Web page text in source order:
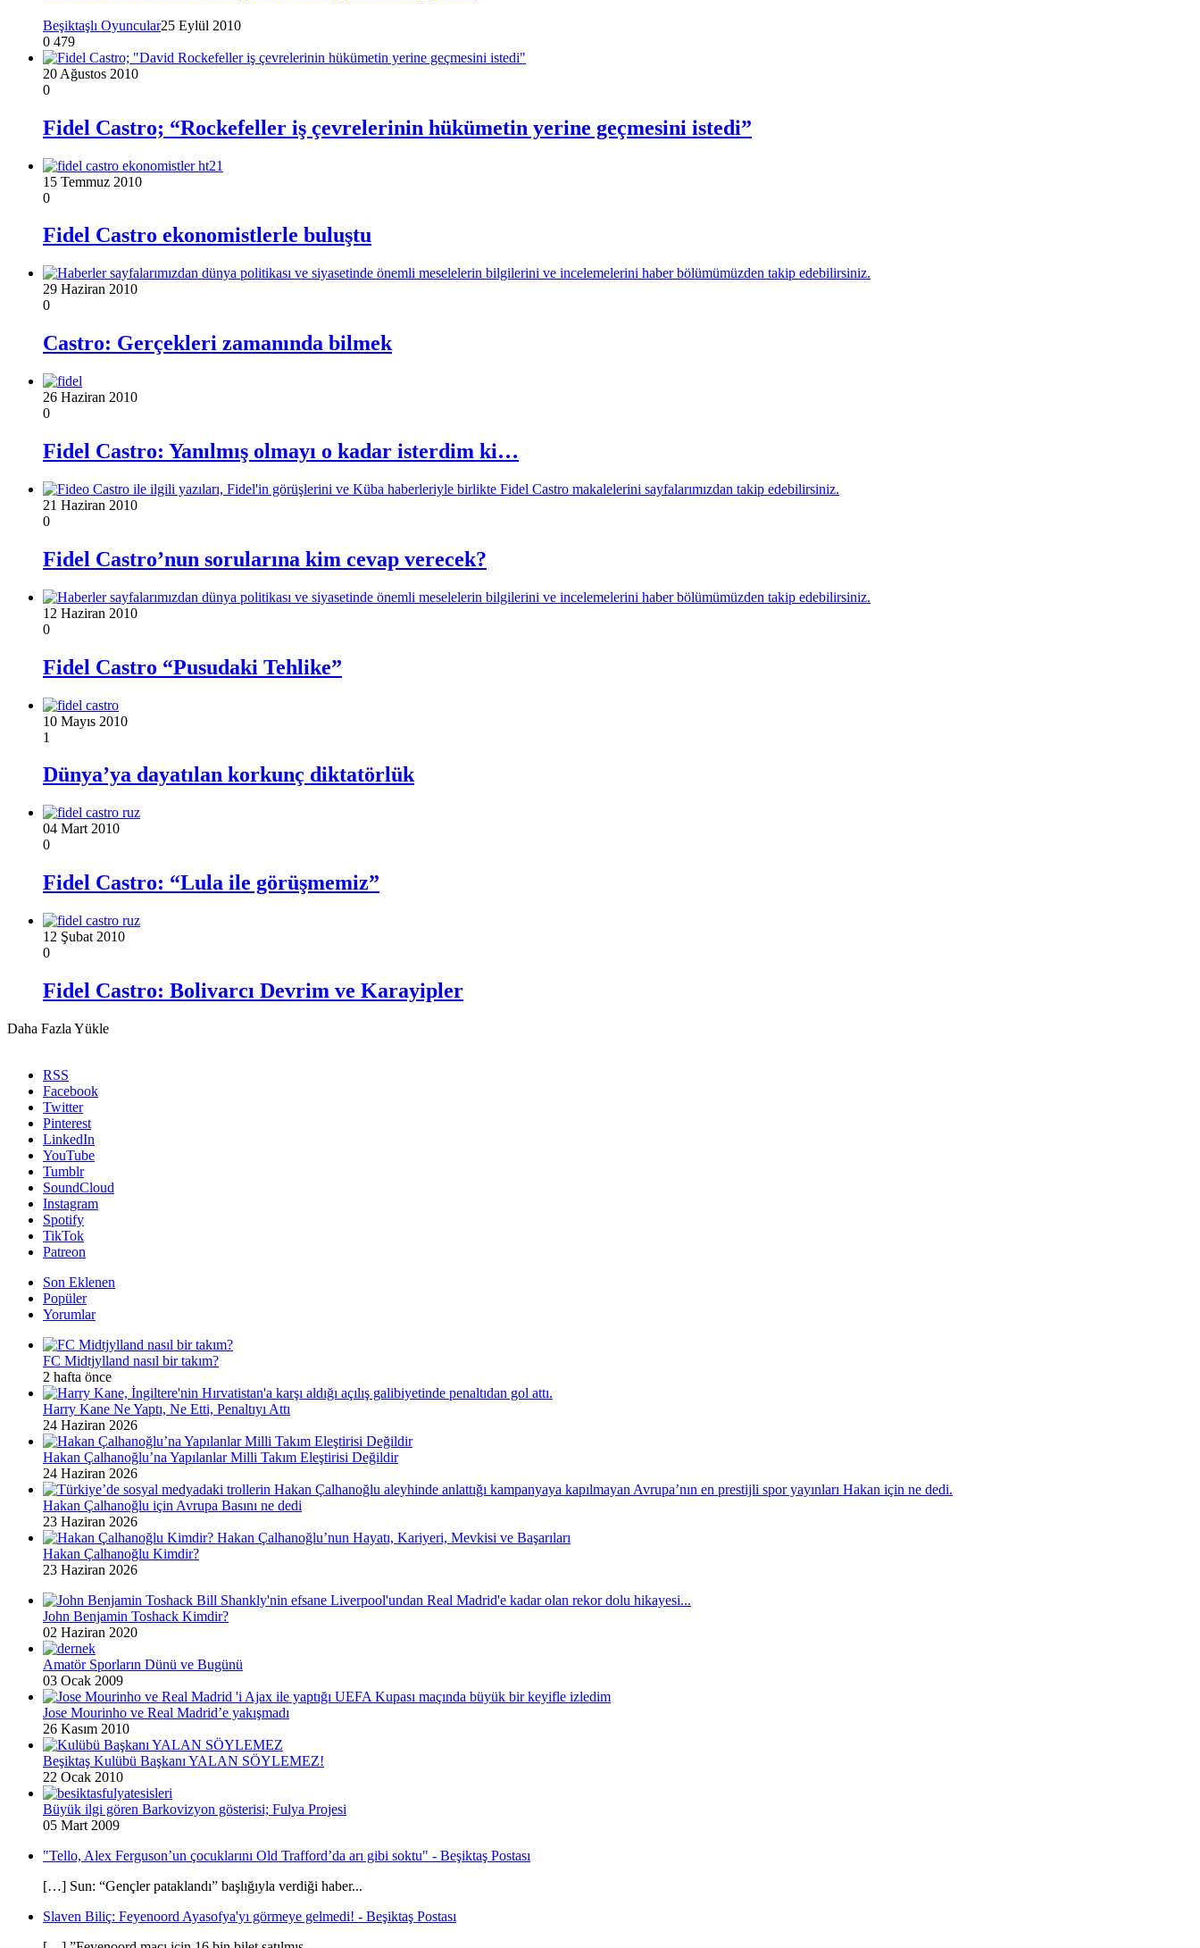
Beşiktaşlı Oyuncular25 Eylül 2010
0 479
20 Ağustos 2010
0
Fidel Castro; “Rockefeller iş çevrelerinin hükümetin yerine geçmesini istedi”
15 Temmuz 2010
0
Fidel Castro ekonomistlerle buluştu
29 Haziran 2010
0
Castro: Gerçekleri zamanında bilmek
26 Haziran 2010
0
Fidel Castro: Yanılmış olmayı o kadar isterdim ki…
21 Haziran 2010
0
Fidel Castro’nun sorularına kim cevap verecek?
12 Haziran 2010
0
Fidel Castro “Pusudaki Tehlike”
10 Mayıs 2010
1
Dünya’ya dayatılan korkunç diktatörlük
04 Mart 2010
0
Fidel Castro: “Lula ile görüşmemiz”
12 Şubat 2010
0
Fidel Castro: Bolivarcı Devrim ve Karayipler
Daha Fazla Yükle
RSS
Facebook
Twitter
Pinterest
LinkedIn
YouTube
Tumblr
SoundCloud
Instagram
Spotify
TikTok
Patreon
Son Eklenen
Popüler
Yorumlar
FC Midtjylland nasıl bir takım?
2 hafta önce
Harry Kane Ne Yaptı, Ne Etti, Penaltıyı Attı
24 Haziran 2026
Hakan Çalhanoğlu’na Yapılanlar Milli Takım Eleştirisi Değildir
24 Haziran 2026
Hakan Çalhanoğlu için Avrupa Basını ne dedi
23 Haziran 2026
Hakan Çalhanoğlu Kimdir?
23 Haziran 2026
John Benjamin Toshack Kimdir?
02 Haziran 2020
Amatör Sporların Dünü ve Bugünü
03 Ocak 2009
Jose Mourinho ve Real Madrid’e yakışmadı
26 Kasım 2010
Beşiktaş Kulübü Başkanı YALAN SÖYLEMEZ!
22 Ocak 2010
Büyük ilgi gören Barkovizyon gösterisi; Fulya Projesi
05 Mart 2009
"Tello, Alex Ferguson’un çocuklarını Old Trafford’da arı gibi soktu" - Beşiktaş Postası
[…] Sun: “Gençler pataklandı” başlığıyla verdiği haber...
Slaven Biliç: Feyenoord Ayasofya'yı görmeye gelmedi! - Beşiktaş Postası